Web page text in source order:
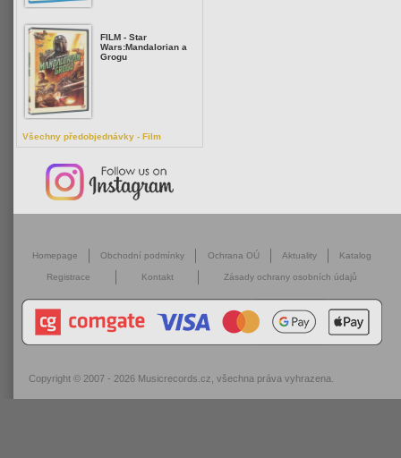
FILM - Star
Wars:Mandalorian a
Grogu
Všechny předobjednávky - Film
Homepage Obchodní podmínky Ochrana OÚ Aktuality Katalog
Registrace Kontakt Zásady ochrany osobních údajů
Copyright © 2007 - 2026 Musicrecords.cz , všechna práva vyhrazena.